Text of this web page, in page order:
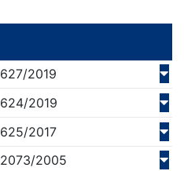
627/2019
624/2019
625/2017
2073/2005